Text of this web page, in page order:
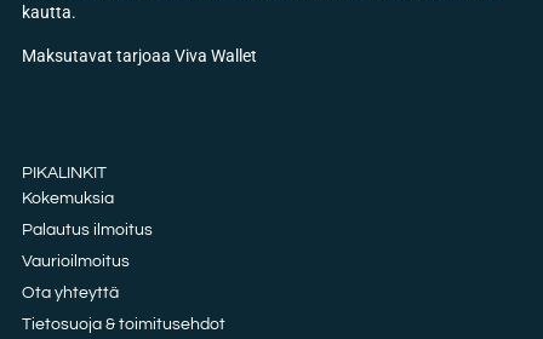
kautta.
Maksutavat tarjoaa Viva Wallet
PIKALINKIT
Kokemuksia
Palautus ilmoitus
Vaurioilmoitus
Ota yhteyttä
Tietosuoja & toimitusehdot